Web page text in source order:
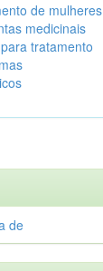
de mulheres
medicinais
tratamento
de